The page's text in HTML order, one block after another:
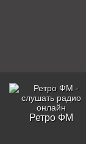
Ретро ФМ